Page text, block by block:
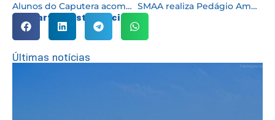
Alunos do Caputera acompanham apresentação de teatro “Se essa rua fosse minha” SMAA realiza Pedágio Ambiental em Caucaia Cotia e no Parque São George
Compartilhe esta notícia:
Últimas notícias